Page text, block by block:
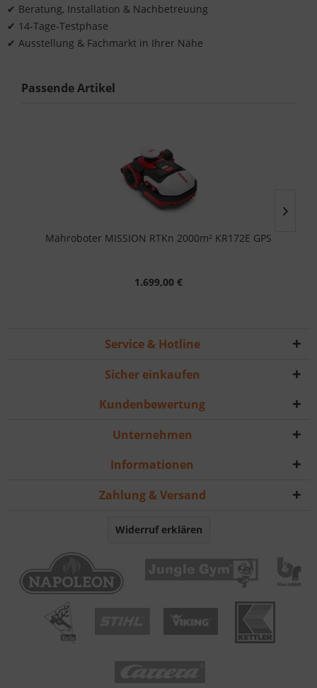
✔ Beratung, Installation & Nachbetreuung
✔ 14-Tage-Testphase
✔ Ausstellung & Fachmarkt in Ihrer Nähe
Passende Artikel
Mähroboter MISSION RTKn 2000m² KR172E GPS
1.699,00 €
Service & Hotline
Sicher einkaufen
Kundenbewertung
Unternehmen
Informationen
Zahlung & Versand
Widerruf erklären